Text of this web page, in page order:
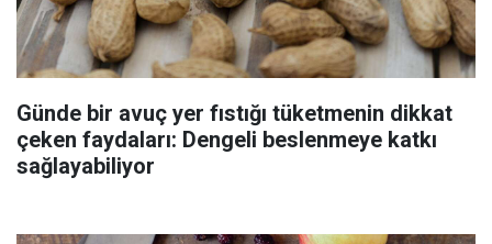
Günde bir avuç yer fıstığı tüketmenin dikkat
çeken faydaları: Dengeli beslenmeye katkı
sağlayabiliyor